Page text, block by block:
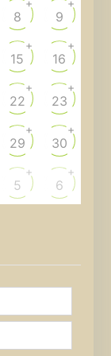
8
+
9
+
15
+
16
+
22
+
23
+
29
+
30
+
5
+
6
+